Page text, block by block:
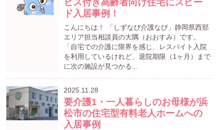
ド入居事例！
こんにちは！ 「しずなび介護なび」静岡県西部
エリア担当相談員の大隅（おおすみ）です。
「自宅での介護に限界を感じ、レスパイト入院
を利用しているけれど、退院期限（1ヶ月）まで
に次の施設が見つかる...
2025.11.28
要介護1・一人暮らしのお母様が浜
松市の住宅型有料老人ホームへの
入居事例